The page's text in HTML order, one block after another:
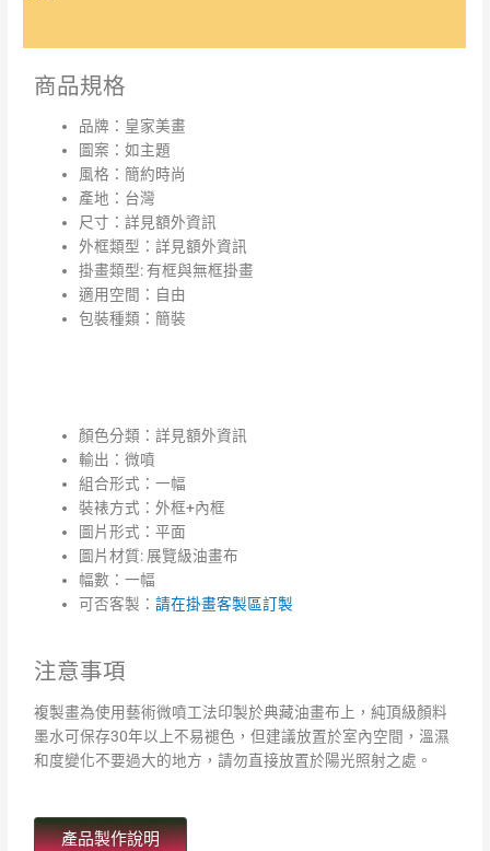
商品規格
品牌：皇家美畫
圖案：如主題
風格：簡約時尚
產地：台灣
尺寸：詳見額外資訊
外框類型：詳見額外資訊
掛畫類型: 有框與無框掛畫
適用空間：自由
包裝種類：簡裝
顏色分類：詳見額外資訊
輸出：微噴
組合形式：一幅
裝裱方式：外框+內框
圖片形式：平面
圖片材質: 展覽級油畫布
幅數：一幅
可否客製：請在掛畫客製區訂製
注意事項
複製畫為使用藝術微噴工法印製於典藏油畫布上，純頂級顏料
墨水可保存30年以上不易褪色，但建議放置於室內空間，溫濕
和度變化不要過大的地方，請勿直接放置於陽光照射之處。
產品製作說明